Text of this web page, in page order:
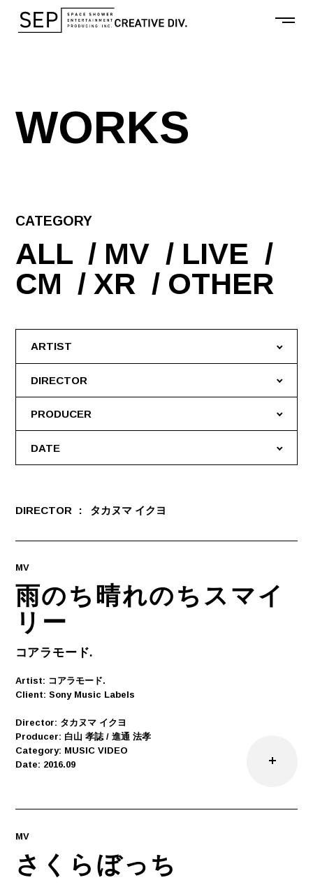
WORKS
CATEGORY
ALL MV
LIVE
CM
XR OTHER
ARTIST
DIRECTOR
PRODUCER
DATE
DIRECTOR タカヌマ イクヨ
MV
雨のち晴れのちスマイ
リー
コアラモード.
Artist: コアラモード.
Client: Sony Music Labels
Director: タカヌマ イクヨ
Producer: 白山 孝誌 / 進通 法孝
Category: MUSIC VIDEO
Date: 2016.09
MV
さくらぼっち